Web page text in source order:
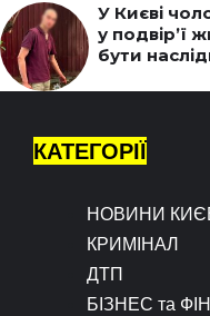
У Києві
у подвір’ї
бути
КАТЕГОРІЇ
НОВИНИ
КРИМІНАЛ
ДТП
БІЗНЕС та